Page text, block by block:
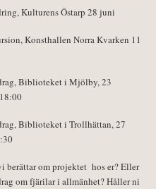
Kulturens Östarp 28 juni
Konsthallen Norra Kvarken 11
Biblioteket i Mjölby, 23
Biblioteket i Trollhättan, 27
berättar om projektet hos er? Eller
om fjärilar i allmänhet? Håller ni